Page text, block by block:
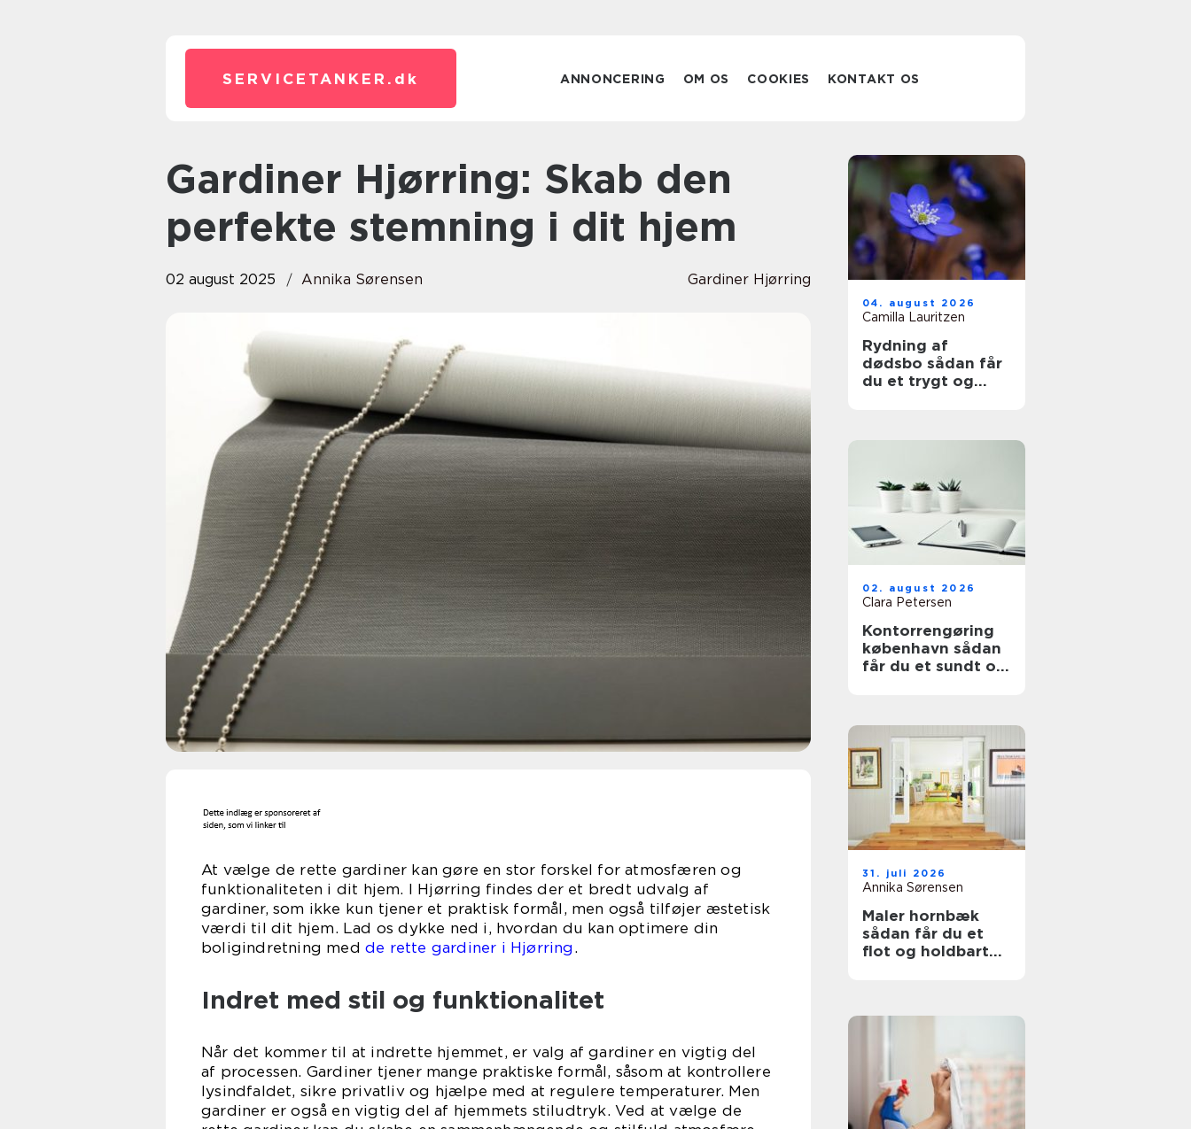
SERVICETANKER. dk ANNONCERING OM OS COOKIES KONTAKT OS
Gardiner Hjørring: Skab den
perfekte stemning i dit hjem
02 august 2025 Annika Sørensen Gardiner Hjørring
At vælge de rette gardiner kan gøre en stor forskel for atmosfæren og
funktionaliteten i dit hjem. I Hjørring findes der et bredt udvalg af
gardiner, som ikke kun tjener et praktisk formål, men også tilføjer æstetisk
værdi til dit hjem. Lad os dykke ned i, hvordan du kan optimere din
boligindretning med de rette gardiner i Hjørring .
Indret med stil og funktionalitet
Når det kommer til at indrette hjemmet, er valg af gardiner en vigtig del
af processen. Gardiner tjener mange praktiske formål, såsom at kontrollere
lysindfaldet, sikre privatliv og hjælpe med at regulere temperaturer. Men
gardiner er også en vigtig del af hjemmets stiludtryk. Ved at vælge de
04. august 2026
Camilla Lauritzen
Rydning af
dødsbo sådan får
du et trygt og
02. august 2026
Clara Petersen
Kontorrengøring
københavn sådan
får du et sundt og
31. juli 2026
Annika Sørensen
Maler hornbæk
sådan får du et
flot og holdbart